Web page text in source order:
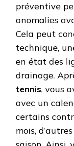
préventive
anomalies
Cela peut
technique,
en état des
drainage.
tennis, vous
avec un
certains
mois,